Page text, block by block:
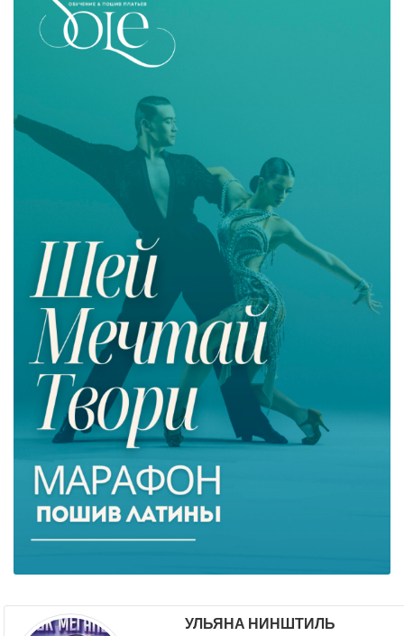
УЛЬЯНА НИНШТИЛЬ